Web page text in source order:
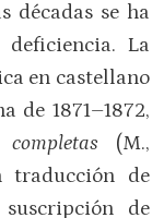
décadas se ha
deficiencia. La
en castellano
de 1871–1872,
completas (M.,
traducción de
de